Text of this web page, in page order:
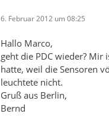
6. Februar 2012 um 08:25
Hallo Marco,
geht die PDC wieder? Mir
hatte, weil die Sensoren
leuchtete nicht.
Gruß aus Berlin,
Bernd